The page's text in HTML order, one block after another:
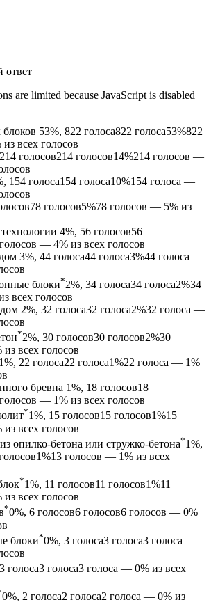
ответ
are limited because JavaScript is disabled
53%, 822 голоса822 голоса53%822
всех голосов
голосов214 голосов14%214 голосов —
154 голоса154 голоса10%154 голоса —
78 голосов5%78 голосов — 5% из
4%, 56 голосов56
— 4% из всех голосов
3%, 44 голоса44 голоса3%44 голоса —
блоки*2%, 34 голоса34 голоса2%34
всех голосов
2%, 32 голоса32 голоса2%32 голоса —
*2%, 30 голосов30 голосов2%30
всех голосов
1%, 22 голоса22 голоса1%22 голоса — 1%
бревна 1%, 18 голосов18
— 1% из всех голосов
*1%, 15 голосов15 голосов1%15
всех голосов
опилко-бетона или стружко-бетона*1%,
1%13 голосов — 1% из всех
*1%, 11 голосов11 голосов1%11
всех голосов
*0%, 6 голосов6 голосов6 голосов — 0%
блоки*0%, 3 голоса3 голоса3 голоса —
голоса3 голоса3 голоса — 0% из всех
0%, 2 голоса2 голоса2 голоса — 0% из